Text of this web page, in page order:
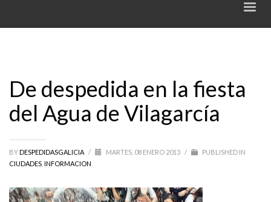
De despedida en la fiesta
del Agua de Vilagarcía
BYDESPEDIDASGALICIA / MARTES, 08 ENERO 2013 /
PUBLISHED IN
CIUDADES INFORMACION